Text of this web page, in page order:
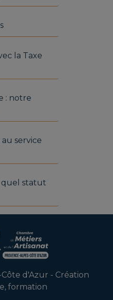
la Taxe
: notre
service
quel statut
d'Azur - Création
formation